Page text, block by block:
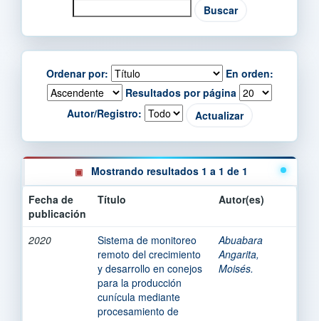
Ordenar por:
En orden:
Resultados por página
Autor/Registro:
Mostrando resultados 1 a 1 de 1
Fecha de
publicación
Título Autor(es)
2020
Sistema de monitoreo
remoto del crecimiento
y desarrollo en conejos
para la producción
cunícula mediante
procesamiento de
Abuabara
Angarita,
Moisés.